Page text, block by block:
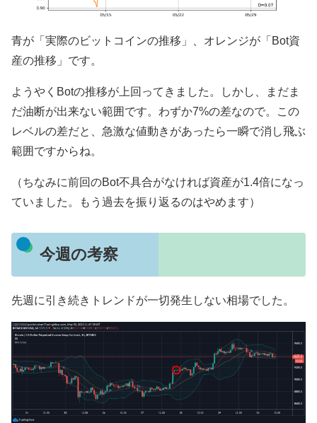
青が「実際のビットコインの推移」、オレンジが「Bot資
産の推移」です。
ようやくBotの推移が上回ってきました。しかし、まだま
だ油断が出来ない範囲です。わずか7%の差なので。この
レベルの差だと、急激な値動きがあったら一瞬で消し飛ぶ
範囲ですからね。
（ちなみに前回のBot不具合がなければ資産が1.4倍になっ
ていました。もう過去を振り返るのはやめます）
今週の考察
先週に引き続きトレンドが一切発生しない相場でした。